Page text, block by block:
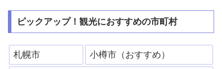
ピックアップ！観光におすすめの市町村
札幌市 小樽市（おすすめ）